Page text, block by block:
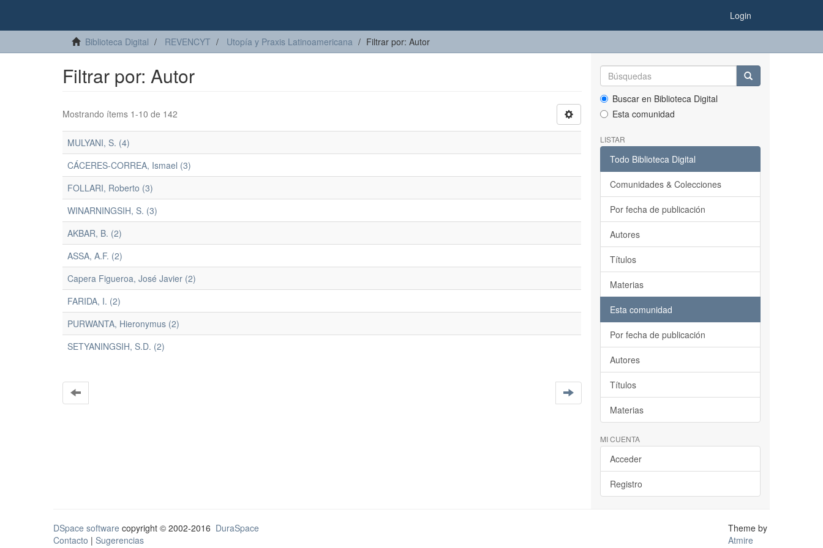
Login
Biblioteca Digital REVENCYT Utopía y Praxis Latinoamericana Filtrar por: Autor
Filtrar por: Autor
Mostrando ítems 1-10 de 142
MULYANI, S. (4)
CÁCERES-CORREA, Ismael (3)
FOLLARI, Roberto (3)
WINARNINGSIH, S. (3)
AKBAR, B. (2)
ASSA, A.F. (2)
Capera Figueroa, José Javier (2)
FARIDA, I. (2)
PURWANTA, Hieronymus (2)
SETYANINGSIH, S.D. (2)
Buscar en Biblioteca Digital
Esta comunidad
LISTAR
Todo Biblioteca Digital
Comunidades & Colecciones
Por fecha de publicación
Autores
Títulos
Materias
Esta comunidad
Por fecha de publicación
Autores
Títulos
Materias
MI CUENTA
Acceder
Registro
DSpace software copyright © 2002-2016 DuraSpace
Contacto | Sugerencias
Theme by
Atmire